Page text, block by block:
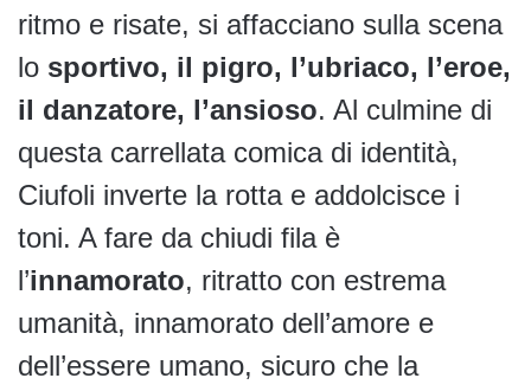
ritmo e risate, si affacciano sulla scena
lo sportivo, il pigro, l’ubriaco, l’eroe,
il danzatore, l’ansioso. Al culmine di
questa carrellata comica di identità,
Ciufoli inverte la rotta e addolcisce i
toni. A fare da chiudi fila è
l’innamorato, ritratto con estrema
umanità, innamorato dell’amore e
dell’essere umano, sicuro che la